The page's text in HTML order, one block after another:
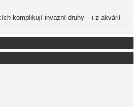
komplikují invazní druhy – i z akvárií